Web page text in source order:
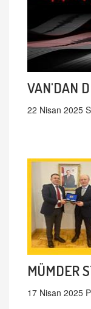
VAN'DAN
22 Nisan 2025
MÜMDER
17 Nisan 2025